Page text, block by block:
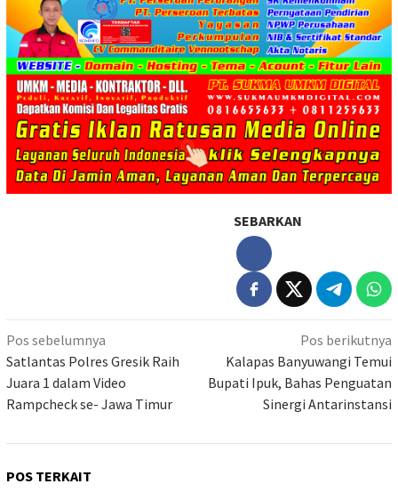
SEBARKAN
Navigasi
pos
Pos sebelumnya
Satlantas Polres Gresik Raih
Juara 1 dalam Video
Rampcheck se- Jawa Timur
Pos berikutnya
Kalapas Banyuwangi Temui
Bupati Ipuk, Bahas Penguatan
Sinergi Antarinstansi
POS TERKAIT